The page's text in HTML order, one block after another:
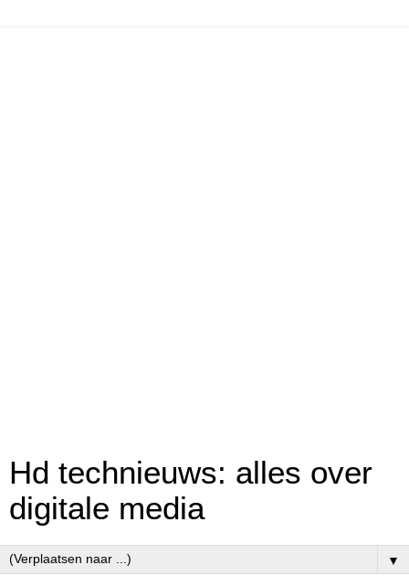
Hd technieuws: alles over
digitale media
▼